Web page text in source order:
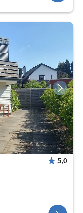
5,0